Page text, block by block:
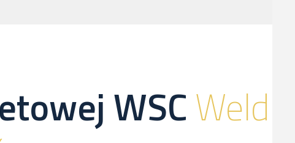
WSCWeld